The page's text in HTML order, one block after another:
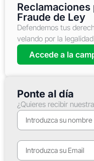
Fraude de Ley
Defendemos tus
velando por la
Accede a la
Ponte al día
¿Quieres recibir